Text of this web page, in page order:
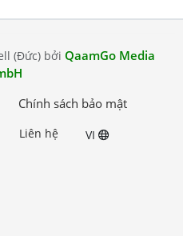
(Đức) bởi QaamGo Media
Chính sách bảo mật
Liên hệ VI